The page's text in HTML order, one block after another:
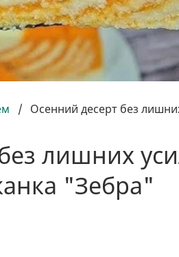
/ Осенний десерт без
лишних
"Зебра"